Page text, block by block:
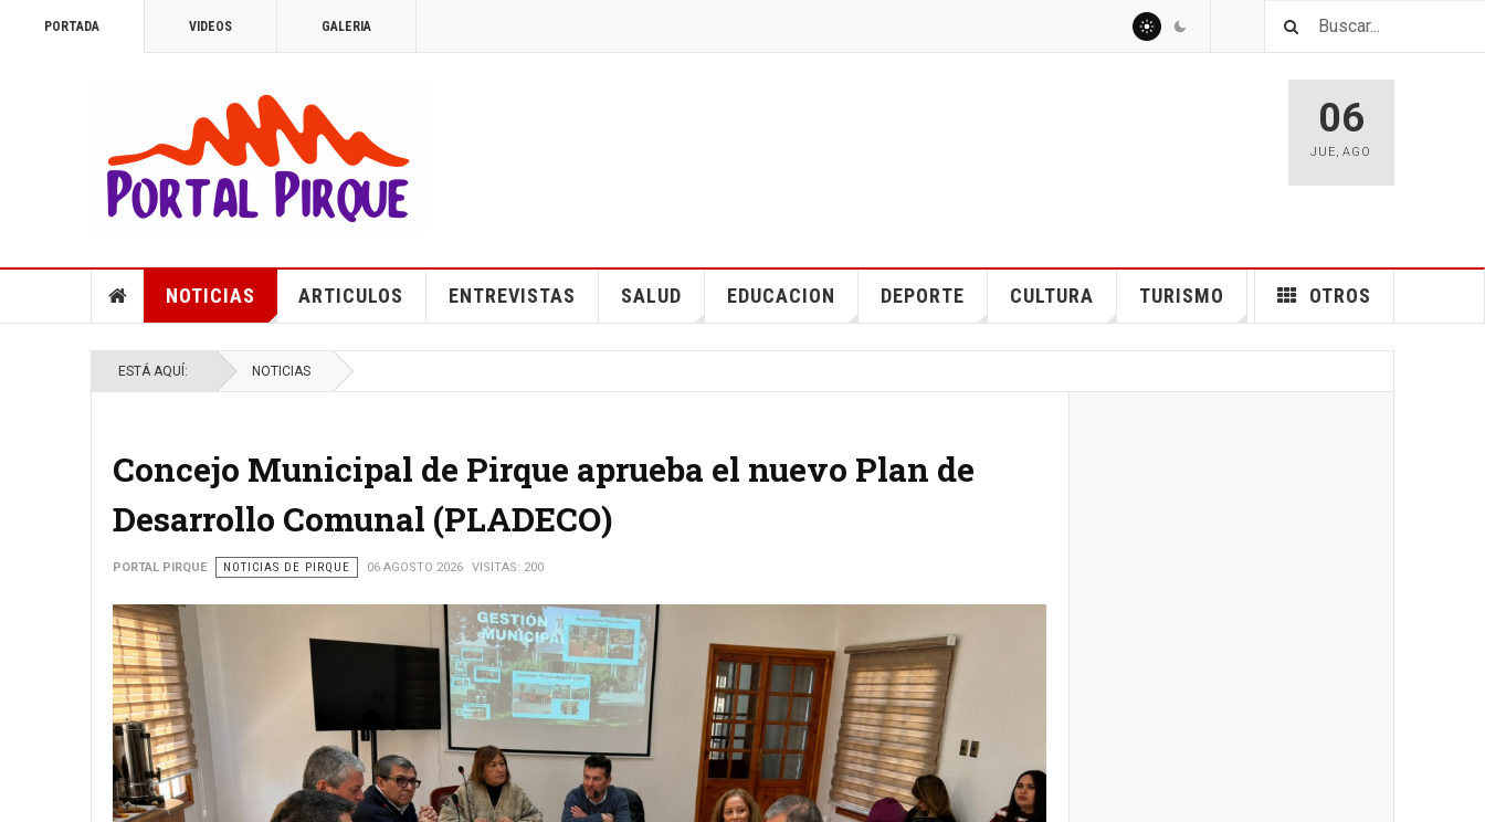
PORTADA VIDEOS GALERIA
06
JUE,AGO
NOTICIAS ARTICULOS ENTREVISTAS SALUD EDUCACION DEPORTE CULTURA TURISMO OTROS
ESTÁ AQUÍ: NOTICIAS
Concejo Municipal de Pirque aprueba el nuevo Plan de
Desarrollo Comunal (PLADECO)
PORTAL PIRQUE NOTICIAS DE PIRQUE 06 AGOSTO 2026 VISITAS: 200